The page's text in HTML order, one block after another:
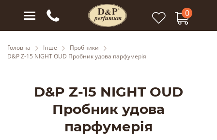
0
Головна Інше
Пробники
D&P Z-15 NIGHT OUD Пробник удова парфумерія
D&P Z-15 NIGHT OUD
Пробник удова
парфумерія